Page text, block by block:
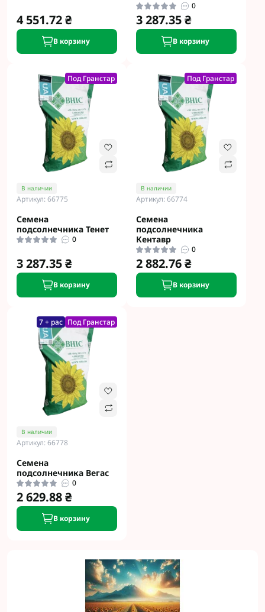
4 551.72 ₴
В корзину
0
3 287.35 ₴
В корзину
Под Гранстар
В наличии
Артикул: 66775
Семена
подсолнечника Тенет
0
3 287.35 ₴
В корзину
Под Гранстар
В наличии
Артикул: 66774
Семена
подсолнечника
Кентавр
0
2 882.76 ₴
В корзину
7 + рас Под Гранстар
В наличии
Артикул: 66778
Семена
подсолнечника Вегас
0
2 629.88 ₴
В корзину